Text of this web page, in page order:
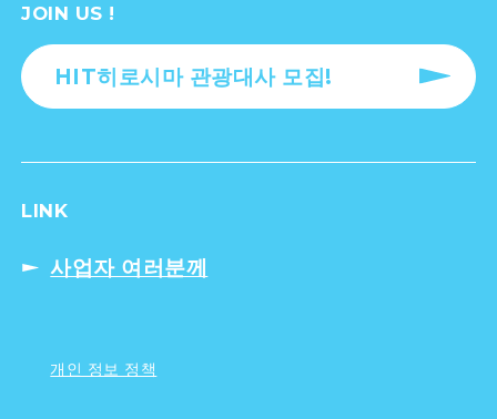
JOIN US !
HIT히로시마 관광대사 모집!
LINK
사업자 여러분께
개인 정보 정책